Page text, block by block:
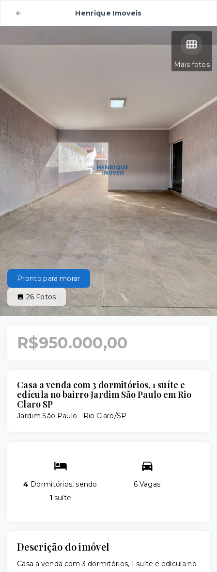
Henrique Imoveis
Mais fotos
Pronto para morar
26 Fotos
R$950.000,00
Casa a venda com 3 dormitórios, 1 suíte e
edícula no bairro Jardim São Paulo em Rio
Claro SP
Jardim São Paulo - Rio Claro/SP
4 Dormitórios, sendo
1 suíte
6 Vagas
Descrição do imóvel
Casa a venda com 3 dormitórios, 1 suíte e edícula no